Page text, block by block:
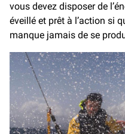
vous devez disposer de
éveillé et prêt à l’action si
manque jamais de se